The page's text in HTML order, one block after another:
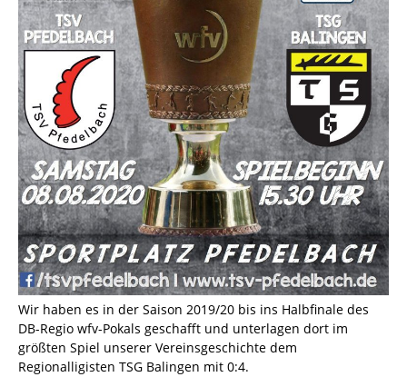
Wir haben es in der Saison 2019/20 bis ins Halbfinale des
DB-Regio wfv-Pokals geschafft und unterlagen dort im
größten Spiel unserer Vereinsgeschichte dem
Regionalligisten TSG Balingen mit 0:4.